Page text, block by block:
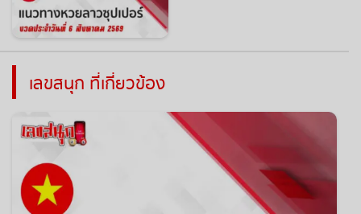
เลขสนุก ที่เกี่ยวข้อง